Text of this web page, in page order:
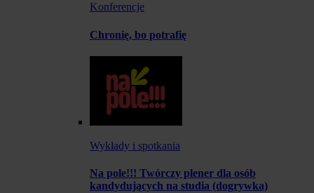
Konferencje
Chronię, bo potrafię
Wykłady i spotkania
Na pole!!! Twórczy plener dla osób
kandydujących na studia (dogrywka)